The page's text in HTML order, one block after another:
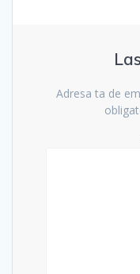
Adresa ta de